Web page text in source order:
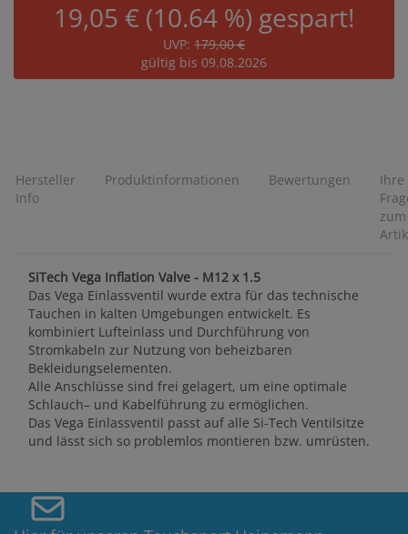
19,05 € (10.64 %) gespart!
UVP: 179,00 €
gültig bis 09.08.2026
Hersteller
Info
Produktinformationen Bewertungen
Ihre
zum
SiTech Vega Inflation Valve - M12 x 1.5
Das Vega Einlassventil wurde extra für das technische
Tauchen in kalten Umgebungen entwickelt. Es
kombiniert Lufteinlass und Durchführung von
Stromkabeln zur Nutzung von beheizbaren
Bekleidungselementen.
Alle Anschlüsse sind frei gelagert, um eine optimale
Schlauch– und Kabelführung zu ermöglichen.
Das Vega Einlassventil passt auf alle Si-Tech Ventilsitze
und lässt sich so problemlos montieren bzw. umrüsten.